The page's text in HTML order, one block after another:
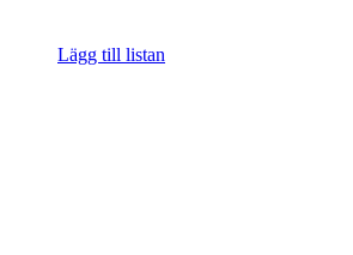
Lägg till listan